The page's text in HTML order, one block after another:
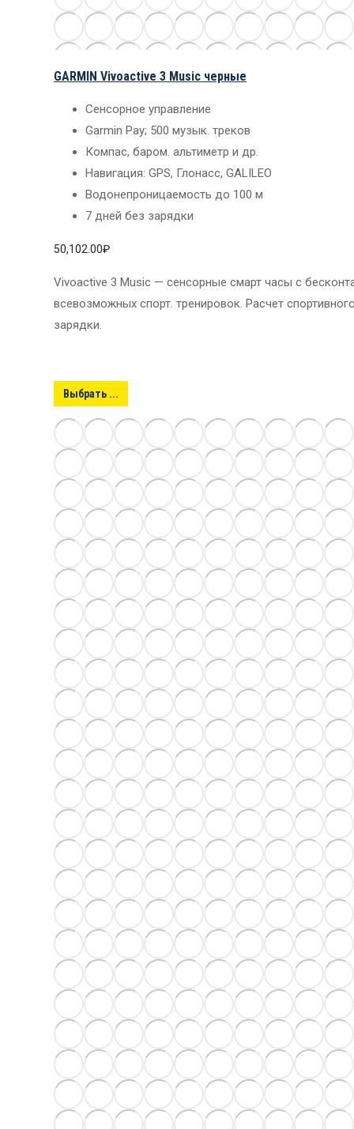
GARMIN Vivoactive 3 Music черные
Сенсорное управление
Garmin Pay; 500 музык. треков
Компас, баром. альтиметр и др.
Навигация: GPS, Глонасс, GALILEO
Водонепроницаемость до 100 м
7 дней без зарядки
50,102.00₽
Vivoactive 3 Music — сенсорные смарт часы с
всевозможных спорт. тренировок. Расчет
зарядки.
Выбрать ...